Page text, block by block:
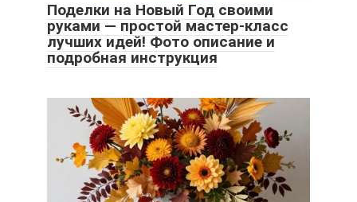
Поделки на Новый Год своими
руками — простой мастер-класс
лучших идей! Фото описание и
подробная инструкция